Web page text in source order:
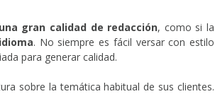
gran calidad de redacción, como si la
. No siempre es fácil versar con estilo
para generar calidad.
sobre la temática habitual de sus clientes.